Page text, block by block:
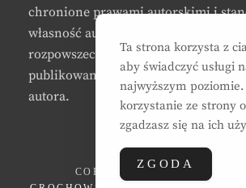
chronione prawami autorskimi i
własność autora strony. Zabrania się
rozpowszechniania,
publikowania, i/lub modyfikowania
autora.
COPYRIGHT © 2026
Ta strona korzysta z
aby świadczyć usługi
najwyższym poziomie.
korzystanie ze strony
zgadzasz się na ich
ZGODA